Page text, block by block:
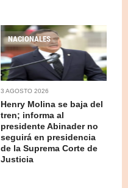
NACIONALES
3 AGOSTO 2026
Henry Molina se baja del
tren; informa al
presidente Abinader no
seguirá en presidencia
de la Suprema Corte de
Justicia